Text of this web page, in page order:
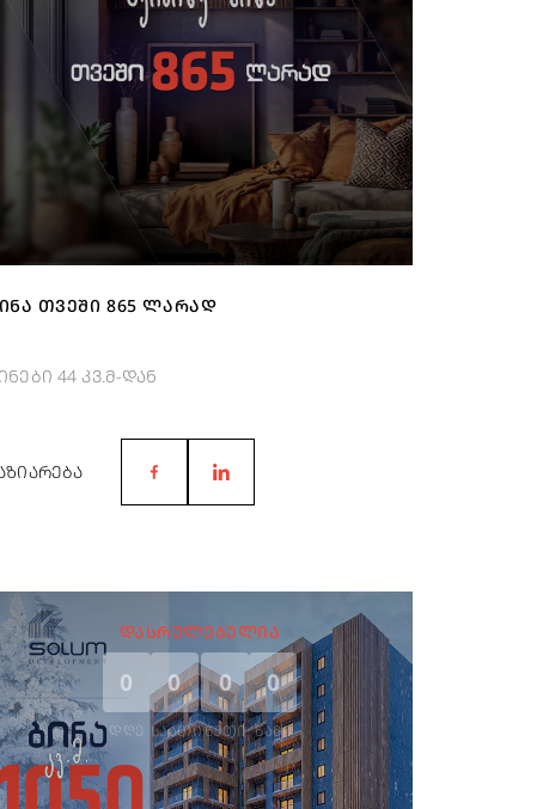
ᲗᲕᲔᲨᲘ 865 ᲚᲐᲠᲐᲓ
44 კვ.მ-დან
ᲓᲐᲡᲠᲣᲚᲔᲑᲣᲚᲘᲐ
0
ᲓᲦᲔ
0
ᲡᲐᲐᲗᲘ
0
ᲬᲣᲗᲘ
0
ᲬᲐᲛᲘ